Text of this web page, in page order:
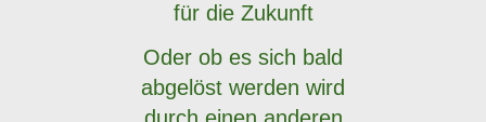
für die Zukunft
Oder ob es sich bald
abgelöst werden wird